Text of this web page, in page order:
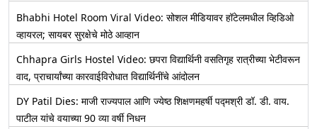
Bhabhi Hotel Room Viral Video: सोशल मीडियावर हॉटेलमधील व्हिडिओ
व्हायरल; सायबर सुरक्षेचे मोठे आव्हान
Chhapra Girls Hostel Video: छपरा विद्यार्थिनी वसतिगृह रात्रीच्या भेटीवरून
वाद, प्राचार्यांच्या कारवाईविरोधात विद्यार्थिनींचे आंदोलन
DY Patil Dies: माजी राज्यपाल आणि ज्येष्ठ शिक्षणमहर्षी पद्मश्री डॉ. डी. वाय.
पाटील यांचे वयाच्या 90 व्या वर्षी निधन